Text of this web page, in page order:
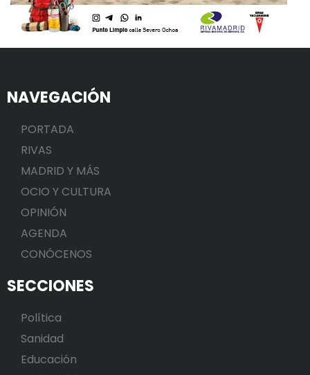
NAVEGACIÓN
PORTADA
RIVAS
MADRID Y MÁS
OCIO Y CULTURA
OPINIÓN
AGENDA
CONÓCENOS
SECCIONES
Política
Sanidad
Educación